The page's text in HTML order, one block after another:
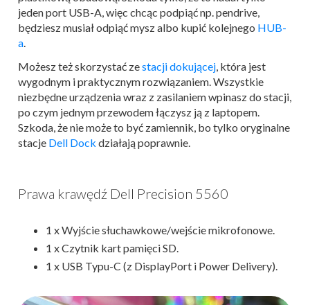
jeden port USB-A, więc chcąc podpiąć np. pendrive,
będziesz musiał odpiąć mysz albo kupić kolejnego HUB-
a.
Możesz też skorzystać zestacji dokującej, która jest
wygodnym i praktycznym rozwiązaniem. Wszystkie
niezbędne urządzenia wraz z zasilaniem wpinasz do stacji,
po czym jednym przewodem łączysz ją z laptopem.
Szkoda, że nie może to być zamiennik, bo tylko oryginalne
stacje Dell Dock działają poprawnie.
Prawa krawędź Dell Precision 5560
1 x Wyjście słuchawkowe/wejście mikrofonowe.
1 x Czytnik kart pamięci SD.
1 x USB Typu-C (z DisplayPort i Power Delivery).